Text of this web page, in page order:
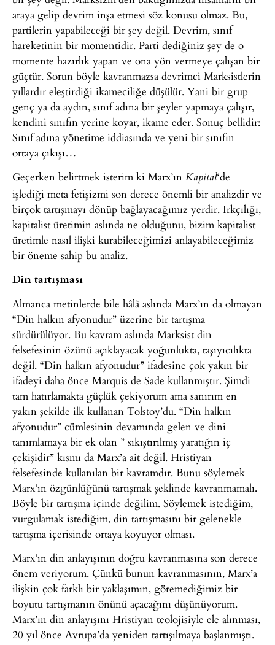
araya gelip devrim inşa etmesi söz konusu olmaz. Bu,
partilerin yapabileceği bir şey değil. Devrim, sınıf
hareketinin bir momentidir. Parti dediğiniz şey de o
momente hazırlık yapan ve ona yön vermeye çalışan bir
güçtür. Sorun böyle kavranmazsa devrimci Marksistlerin
yıllardır eleştirdiği ikameciliğe düşülür. Yani bir grup
genç ya da aydın, sınıf adına bir şeyler yapmaya çalışır,
kendini sınıfın yerine koyar, ikame eder. Sonuç bellidir:
Sınıf adına yönetime iddiasında ve yeni bir sınıfın
ortaya çıkışı…
Geçerken belirtmek isterim ki Marx’ın Kapital‘de
işlediği meta fetişizmi son derece önemli bir analizdir ve
birçok tartışmayı dönüp bağlayacağımız yerdir. Irkçılığı,
kapitalist üretimin aslında ne olduğunu, bizim kapitalist
üretimle nasıl ilişki kurabileceğimizi anlayabileceğimiz
bir öneme sahip bu analiz.
Din tartışması
Almanca metinlerde bile hâlâ aslında Marx’ın da olmayan
“Din halkın afyonudur” üzerine bir tartışma
sürdürülüyor. Bu kavram aslında Marksist din
felsefesinin özünü açıklayacak yoğunlukta, taşıyıcılıkta
değil. “Din halkın afyonudur” ifadesine çok yakın bir
ifadeyi daha önce Marquis de Sade kullanmıştır. Şimdi
tam hatırlamakta güçlük çekiyorum ama sanırım en
yakın şekilde ilk kullanan Tolstoy’du. “Din halkın
afyonudur” cümlesinin devamında gelen ve dini
tanımlamaya bir ek olan ” sıkıştırılmış yaratığın iç
çekişidir” kısmı da Marx’a ait değil. Hristiyan
felsefesinde kullanılan bir kavramdır. Bunu söylemek
Marx’ın özgünlüğünü tartışmak şeklinde kavranmamalı.
Böyle bir tartışma içinde değilim. Söylemek istediğim,
vurgulamak istediğim, din tartışmasını bir gelenekle
tartışma içerisinde ortaya koyuyor olması.
Marx’ın din anlayışının doğru kavranmasına son derece
önem veriyorum. Çünkü bunun kavranmasının, Marx’a
ilişkin çok farklı bir yaklaşımın, göremediğimiz bir
boyutu tartışmanın önünü açacağını düşünüyorum.
Marx’ın din anlayışını Hristiyan teolojisiyle ele alınması,
20 yıl önce Avrupa’da yeniden tartışılmaya başlanmıştı.